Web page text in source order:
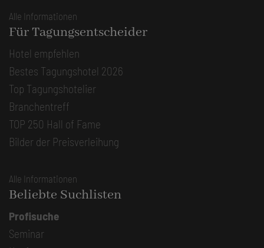
Alle Informationen
Für Tagungsentscheider
Hotel empfehlen
Bestes Tagungshotel 2026
Top Tagungshotelier
Branchentreff
TOP 250 Hall of Fame
Bilder der Preisverleihung
Alle Informationen
Beliebte Suchlisten
Profisuche
Seminar